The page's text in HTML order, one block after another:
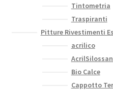
Tintometria
Traspiranti
Pitture Rivestimenti
acrilico
Bio Calce
Cappotto